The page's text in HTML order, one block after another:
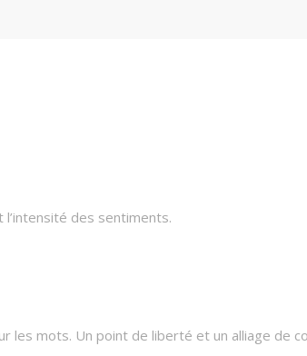
des sentiments.
les mots. Un point de liberté et un alliage de